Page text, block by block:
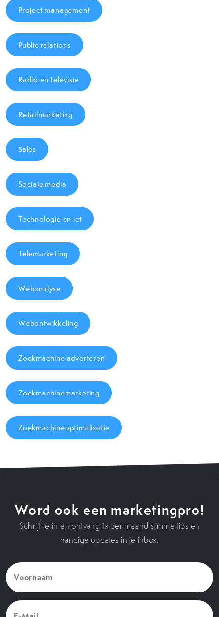
Project management
Public relations
Radio en televisie
Retailmarketing
Sales
Sociale media
Technologie en ict
Telemarketing
Webanalyse
Webontwikkeling
Zoekmachine adverteren
Zoekmachinemarketing
Zoekmachineoptimalisatie
Word ook een marketingpro!
Schrijf je in en ontvang 1x per maand slimme tips en
handige updates in je inbox.
Voornaam
(Vereist)
E-